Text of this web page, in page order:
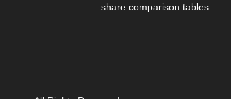
share comparison tables.